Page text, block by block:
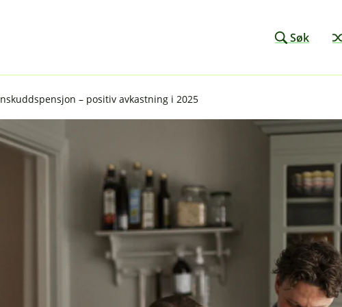
Søk
– positiv avkastning i 2025